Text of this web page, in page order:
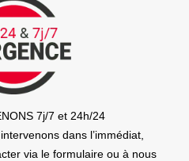
7j/7 et 24h/24
dans l’immédiat,
via le formulaire ou à nous